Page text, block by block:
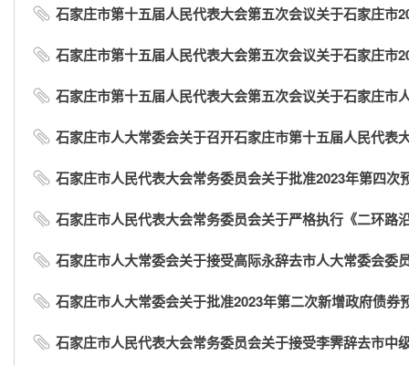
石家庄市第十五届人民代表大会第五次会议关于石家庄市
石家庄市第十五届人民代表大会第五次会议关于石家庄市
石家庄市第十五届人民代表大会第五次会议关于石家庄市
石家庄市人大常委会关于召开石家庄市第十五届人民代表
石家庄市人民代表大会常务委员会关于批准2023年第四次
石家庄市人民代表大会常务委员会关于严格执行《二环路
石家庄市人大常委会关于接受高际永辞去市人大常委会委
石家庄市人大常委会关于批准2023年第二次新增政府债券
石家庄市人民代表大会常务委员会关于接受李霁辞去市中